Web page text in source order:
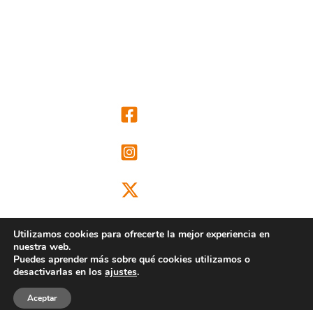
@ongdclm
Utilizamos cookies para ofrecerte la mejor experiencia en
nuestra web.
Puedes aprender más sobre qué cookies utilizamos o
desactivarlas en los ajustes.
Aceptar